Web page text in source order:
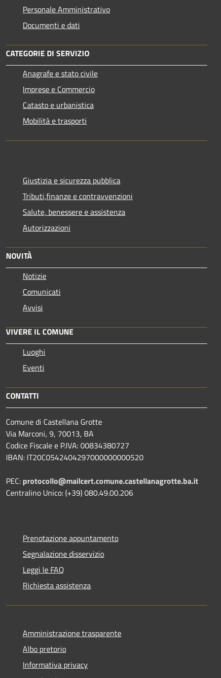
Personale Amministrativo
Documenti e dati
CATEGORIE DI SERVIZIO
Anagrafe e stato civile
Imprese e Commercio
Catasto e urbanistica
Mobilità e trasporti
Giustizia e sicurezza pubblica
Tributi,finanze e contravvenzioni
Salute, benessere e assistenza
Autorizzazioni
NOVITÀ
Notizie
Comunicati
Avvisi
VIVERE IL COMUNE
Luoghi
Eventi
CONTATTI
Comune di Castellana Grotte
Via Marconi, 9, 70013, BA
Codice Fiscale e P.IVA: 00834380727
IBAN: IT20C0542404297000000000520
PEC: protocollo@mailcert.comune.castellanagrotte.ba.it
Centralino Unico: (+39) 080.49.00.206
Prenotazione appuntamento
Segnalazione disservizio
Leggi le FAQ
Richiesta assistenza
Amministrazione trasparente
Albo pretorio
Informativa privacy